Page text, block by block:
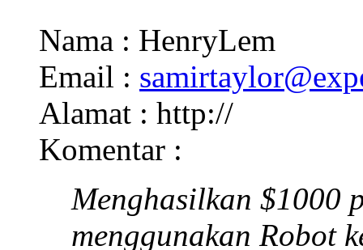
Nama : HenryLem
Email :
Alamat : http://
Komentar :
Menghasilkan $1000
menggunakan Robot